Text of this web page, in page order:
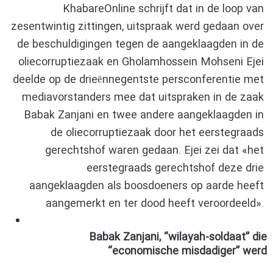
KhabareOnline schrijft dat in de loop van
zesentwintig zittingen, uitspraak werd gedaan over
de beschuldigingen tegen de aangeklaagden in de
oliecorruptiezaak en Gholamhossein Mohseni Ejei
deelde op de drieënnegentste persconferentie met
mediavorstanders mee dat uitspraken in de zaak
Babak Zanjani en twee andere aangeklaagden in
de oliecorruptiezaak door het eerstegraads
gerechtshof waren gedaan. Ejei zei dat «het
eerstegraads gerechtshof deze drie
aangeklaagden als boosdoeners op aarde heeft
aangemerkt en ter dood heeft veroordeeld».
Babak Zanjani, “wilayah-soldaat” die
“economische misdadiger” werd